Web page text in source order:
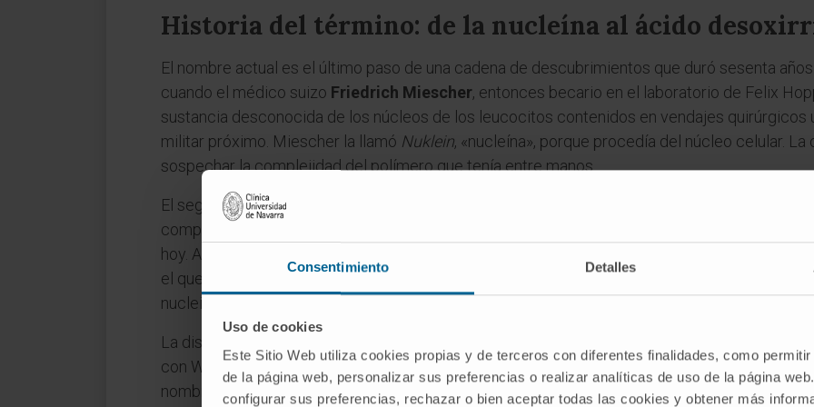
Consentimiento Detalles
Uso de cookies
Este Sitio Web utiliza cookies propias y de terceros con diferentes finalidades, como
de la página web, personalizar sus preferencias o realizar analíticas de uso de la página
configurar sus preferencias, rechazar o bien aceptar todas las cookies y obtener más
Historia del término: de la nucleína al ácido
El nombre actual es el último paso de una cadena de descubrimientos que duró sesenta
cuando el médico suizo Friedrich Miescher, entonces becario en el laboratorio de Felix
sustancia desconocida de los núcleos de los leucocitos contenidos en vendajes quirúrgicos
militar próximo. Miescher la llamó Nuklein, «nucleína», porque procedía del núcleo celular.
sospechar la complejidad del polímero que tenía entre manos.
El segundo eslabón llegó veinte años después. En 1889,
demostró que la
componente proteico y un componente ácido, al que llamó
, «ácido nucleico».
hoy. Albrecht Kossel, a comienzos del siglo XX, identificó las cuatro bases nitrogenadas
el que recibió el premio Nobel de Fisiología o Medicina en 1910—. Pero todavía no se
nucleicos.
La distinción la fija
, bioquímico ruso-estadounidense del Instituto
con Walter Jacobs, identificó como ribosa el azúcar componente del ácido nucleico extraído
nombre de
ácido ribonucleico . Veinte años después, en 1929, Levene completó el